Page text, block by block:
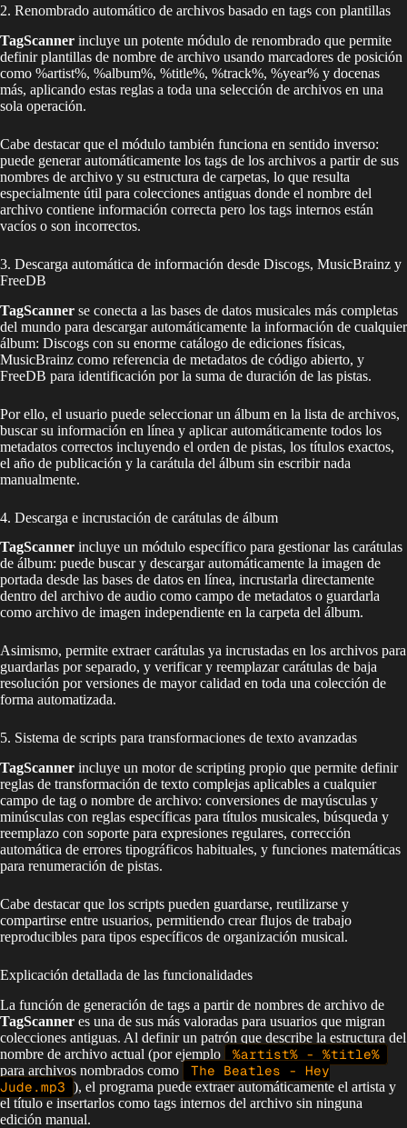
2. Renombrado automático de archivos basado en tags con plantillas
TagScanner incluye un potente módulo de renombrado que permite
definir plantillas de nombre de archivo usando marcadores de posición
como %artist%, %album%, %title%, %track%, %year% y docenas
más, aplicando estas reglas a toda una selección de archivos en una
sola operación.
Cabe destacar que el módulo también funciona en sentido inverso:
puede generar automáticamente los tags de los archivos a partir de sus
nombres de archivo y su estructura de carpetas, lo que resulta
especialmente útil para colecciones antiguas donde el nombre del
archivo contiene información correcta pero los tags internos están
vacíos o son incorrectos.
3. Descarga automática de información desde Discogs, MusicBrainz y
FreeDB
TagScanner se conecta a las bases de datos musicales más completas
del mundo para descargar automáticamente la información de cualquier
álbum: Discogs con su enorme catálogo de ediciones físicas,
MusicBrainz como referencia de metadatos de código abierto, y
FreeDB para identificación por la suma de duración de las pistas.
Por ello, el usuario puede seleccionar un álbum en la lista de archivos,
buscar su información en línea y aplicar automáticamente todos los
metadatos correctos incluyendo el orden de pistas, los títulos exactos,
el año de publicación y la carátula del álbum sin escribir nada
manualmente.
4. Descarga e incrustación de carátulas de álbum
TagScanner incluye un módulo específico para gestionar las carátulas
de álbum: puede buscar y descargar automáticamente la imagen de
portada desde las bases de datos en línea, incrustarla directamente
dentro del archivo de audio como campo de metadatos o guardarla
como archivo de imagen independiente en la carpeta del álbum.
Asimismo, permite extraer carátulas ya incrustadas en los archivos para
guardarlas por separado, y verificar y reemplazar carátulas de baja
resolución por versiones de mayor calidad en toda una colección de
forma automatizada.
5. Sistema de scripts para transformaciones de texto avanzadas
TagScanner incluye un motor de scripting propio que permite definir
reglas de transformación de texto complejas aplicables a cualquier
campo de tag o nombre de archivo: conversiones de mayúsculas y
minúsculas con reglas específicas para títulos musicales, búsqueda y
reemplazo con soporte para expresiones regulares, corrección
automática de errores tipográficos habituales, y funciones matemáticas
para renumeración de pistas.
Cabe destacar que los scripts pueden guardarse, reutilizarse y
compartirse entre usuarios, permitiendo crear flujos de trabajo
reproducibles para tipos específicos de organización musical.
Explicación detallada de las funcionalidades
La función de generación de tags a partir de nombres de archivo de
TagScanner es una de sus más valoradas para usuarios que migran
colecciones antiguas. Al definir un patrón que describe la estructura del
nombre de archivo actual (por ejemplo
%artist% - %title%
para archivos nombrados como
The Beatles - Hey
Jude.mp3 ), el programa puede extraer automáticamente el artista y
el título e insertarlos como tags internos del archivo sin ninguna
edición manual.